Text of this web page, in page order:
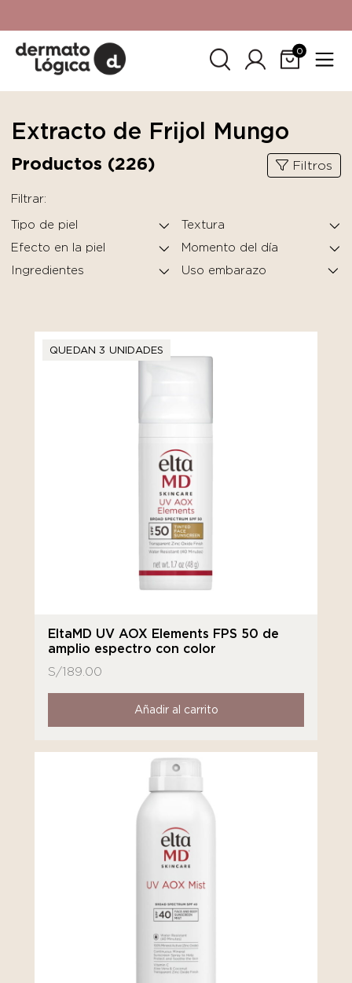
SkinCeuticals.
0
Extracto de Frijol Mungo
Productos (226) Filtros
Filtrar:
Tipo de piel
Textura
Efecto en la piel
Momento del día
Ingredientes
QUEDAN 3 UNIDADES
EltaMD UV AOX Elements FPS 50 de
amplio espectro con color
S/189.00
Añadir al carrito